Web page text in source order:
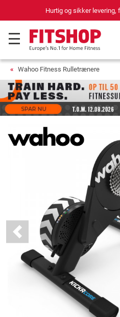
69 butikker med 75
Wahoo Fitness Rulletrænere
Previous